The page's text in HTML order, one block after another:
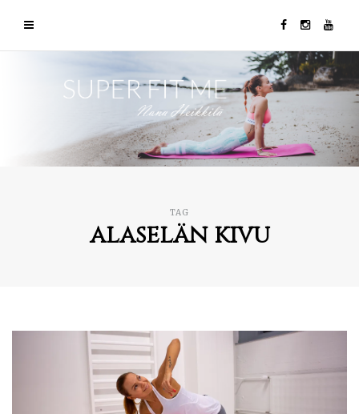
TAG
alaselän kivu